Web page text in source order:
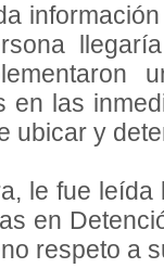
en las
ubicar y
le fue
en
respeto a